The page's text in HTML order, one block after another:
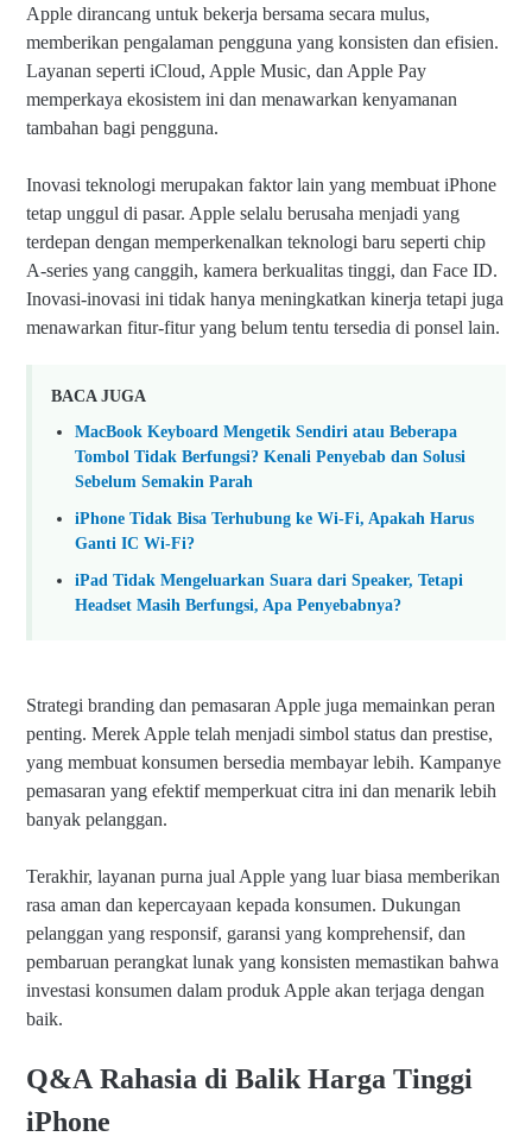
Apple dirancang untuk bekerja bersama secara mulus,
memberikan pengalaman pengguna yang konsisten dan efisien.
Layanan seperti iCloud, Apple Music, dan Apple Pay
memperkaya ekosistem ini dan menawarkan kenyamanan
tambahan bagi pengguna.
Inovasi teknologi merupakan faktor lain yang membuat iPhone
tetap unggul di pasar. Apple selalu berusaha menjadi yang
terdepan dengan memperkenalkan teknologi baru seperti chip
A-series yang canggih, kamera berkualitas tinggi, dan Face ID.
Inovasi-inovasi ini tidak hanya meningkatkan kinerja tetapi juga
menawarkan fitur-fitur yang belum tentu tersedia di ponsel lain.
BACA JUGA
MacBook Keyboard Mengetik Sendiri atau Beberapa
Tombol Tidak Berfungsi? Kenali Penyebab dan Solusi
Sebelum Semakin Parah
iPhone Tidak Bisa Terhubung ke Wi-Fi, Apakah Harus
Ganti IC Wi-Fi?
iPad Tidak Mengeluarkan Suara dari Speaker, Tetapi
Headset Masih Berfungsi, Apa Penyebabnya?
Strategi branding dan pemasaran Apple juga memainkan peran
penting. Merek Apple telah menjadi simbol status dan prestise,
yang membuat konsumen bersedia membayar lebih. Kampanye
pemasaran yang efektif memperkuat citra ini dan menarik lebih
banyak pelanggan.
Terakhir, layanan purna jual Apple yang luar biasa memberikan
rasa aman dan kepercayaan kepada konsumen. Dukungan
pelanggan yang responsif, garansi yang komprehensif, dan
pembaruan perangkat lunak yang konsisten memastikan bahwa
investasi konsumen dalam produk Apple akan terjaga dengan
baik.
Q&A Rahasia di Balik Harga Tinggi
iPhone